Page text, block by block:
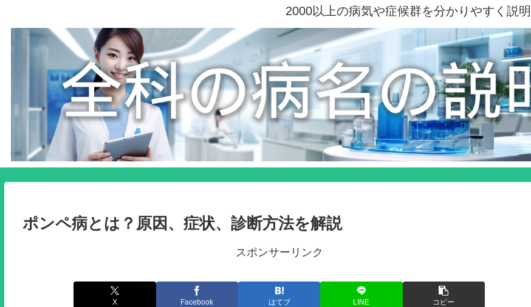
2000以上の病気や症候群を分かりやすく説明
ポンペ病とは？原因、症状、診断方法を解説
スポンサーリンク
X Facebook はてブ LINE コピー